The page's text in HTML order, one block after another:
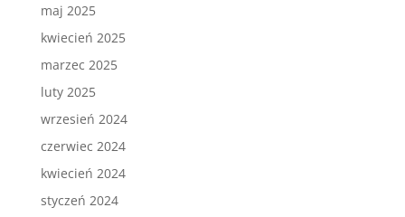
maj 2025
kwiecień 2025
marzec 2025
luty 2025
wrzesień 2024
czerwiec 2024
kwiecień 2024
styczeń 2024